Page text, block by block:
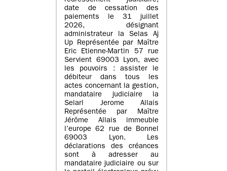
date de cessation des
paiements le 31 juillet
2026, désignant
administrateur la Selas Aj
Up Représentée par Maître
Eric Etienne-Martin 57 rue
Servient 69003 Lyon, avec
les pouvoirs : assister le
débiteur dans tous les
actes concernant la gestion,
mandataire judiciaire la
Selarl Jerome Allais
Représentée par Maître
Jérôme Allais immeuble
l’europe 62 rue de Bonnel
69003 Lyon. Les
déclarations des créances
sont à adresser au
mandataire judiciaire ou sur